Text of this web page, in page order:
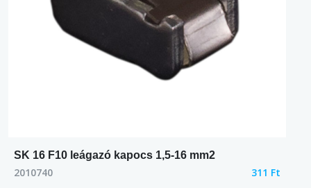
SK 16 F10 leágazó kapocs 1,5-16 mm2
2010740 311 Ft